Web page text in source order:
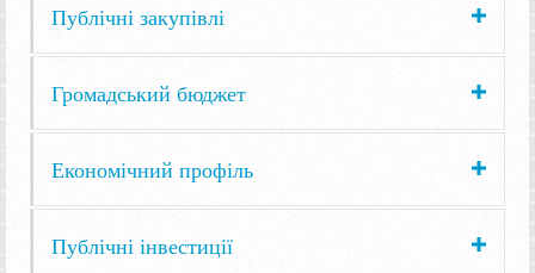
Публічні закупівлі
Громадський бюджет
Економічний профіль
Публічні інвестиції